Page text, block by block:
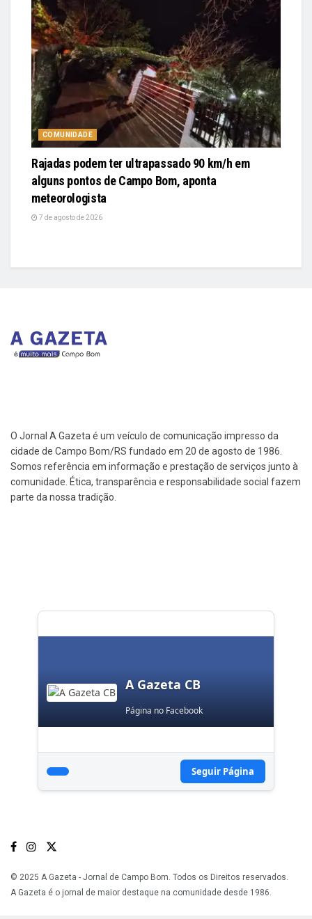
COMUNIDADE
Rajadas podem ter ultrapassado 90 km/h em
alguns pontos de Campo Bom, aponta
meteorologista
7 de agosto de 2026
O Jornal A Gazeta é um veículo de comunicação impresso da
cidade de Campo Bom/RS fundado em 20 de agosto de 1986.
Somos referência em informação e prestação de serviços junto à
comunidade. Ética, transparência e responsabilidade social fazem
parte da nossa tradição.
A Gazeta CB
Página no Facebook
Seguir Página
© 2025 A Gazeta - Jornal de Campo Bom. Todos os Direitos reservados.
A Gazeta é o jornal de maior destaque na comunidade desde 1986.